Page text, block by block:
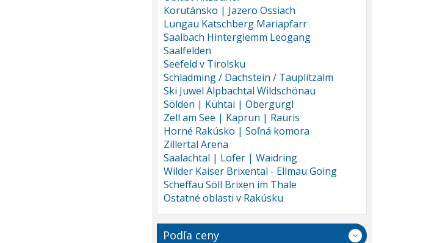
Korutánsko | Jazero Ossiach
Lungau Katschberg Mariapfarr
Saalbach Hinterglemm Leogang
Saalfelden
Seefeld v Tirolsku
Schladming / Dachstein / Tauplitzalm
Ski Juwel Alpbachtal Wildschönau
Sölden | Kühtai | Obergurgl
Zell am See | Kaprun | Rauris
Horné Rakúsko | Soľná komora
Zillertal Arena
Saalachtal | Lofer | Waidring
Wilder Kaiser Brixental - Ellmau Going
Scheffau Söll Brixen im Thale
Ostatné oblasti v Rakúsku
Podľa ceny